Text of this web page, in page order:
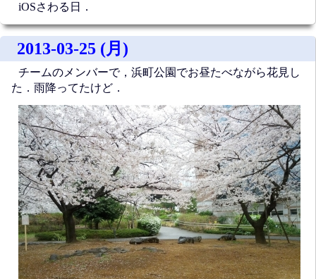
iOSさわる日．
2013-03-25 (月)
チームのメンバーで，浜町公園でお昼たべながら花見し
た．雨降ってたけど．